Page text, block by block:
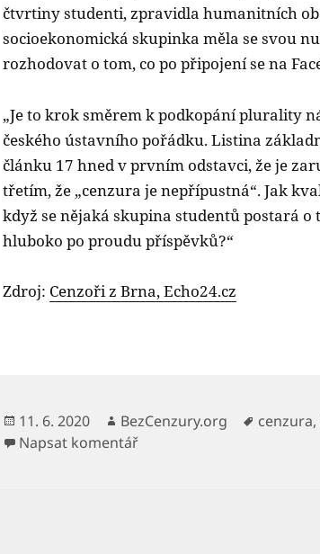
čtvrtiny studenti, zpravidla humanitních
socioekonomická skupinka měla se svou
rozhodovat o tom, co po připojení se na
„Je to krok směrem k podkopání plurality
českého ústavního pořádku. Listina
článku 17 hned v prvním odstavci, že je
třetím, že „cenzura je nepřípustná“. Jak
když se nějaká skupina studentů postará o
hluboko po proudu příspěvků?“
Zdroj: Cenzoři z Brna, Echo24.cz
Publikováno:
11. 6. 2020 Autor:
BezCenzury.org Štítky:
cenzura,
Napsat komentářpro text s názvem